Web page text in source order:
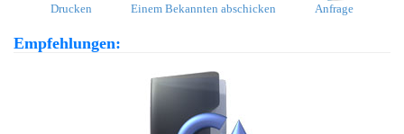
Drucken Einem Bekannten abschicken Anfrage
Empfehlungen: